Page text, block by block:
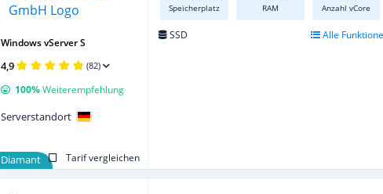
Speicherplatz RAM Anzahl vCore
SSD Alle
Diamant Tarif vergleichen
Windows vServer S
4,9 (82)
100%Weiterempfehlung
Serverstandort